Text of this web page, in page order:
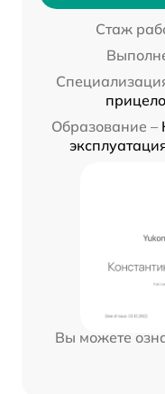
Стаж
Образование –
Вы можете